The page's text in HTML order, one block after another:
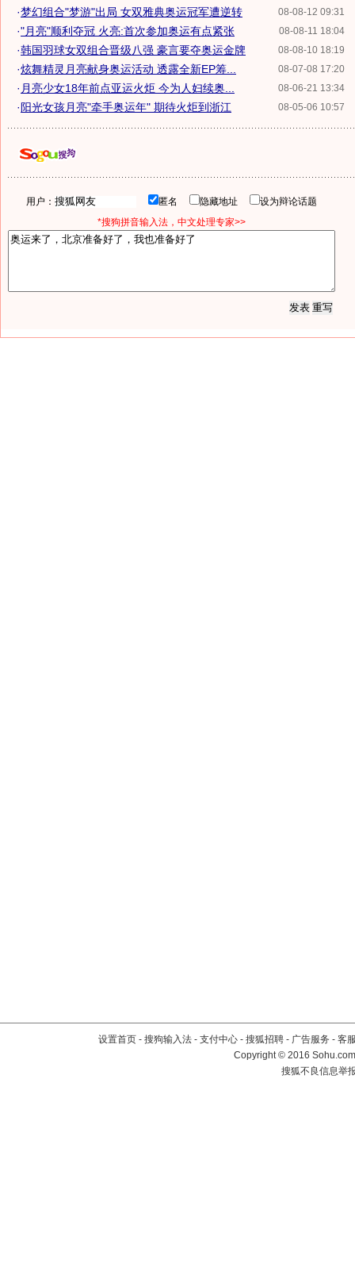
08-08-12 09:31
·梦幻组合"梦游"出局 女双雅典奥运冠军遭逆转
08-08-11 18:04
·"月亮"顺利夺冠 火亮:首次参加奥运有点紧张
08-08-10 18:19
·韩国羽球女双组合晋级八强 豪言要夺奥运金牌
08-07-08 17:20
·炫舞精灵月亮献身奥运活动 透露全新EP筹...
08-06-21 13:34
· 月亮少女18年前点亚运火炬 今为人妇续奥...
08-05-06 10:57
·阳光女孩月亮"牵手奥运年" 期待火炬到浙江
用户： 匿名 隐藏地址
设为辩论话题
*搜狗拼音输入法，中文处理专家>>
设置首页 - 搜狗输入法 - 支付中心 - 搜狐招聘 - 广告服务 - 客
Copyright©2016
搜狐不良信息举